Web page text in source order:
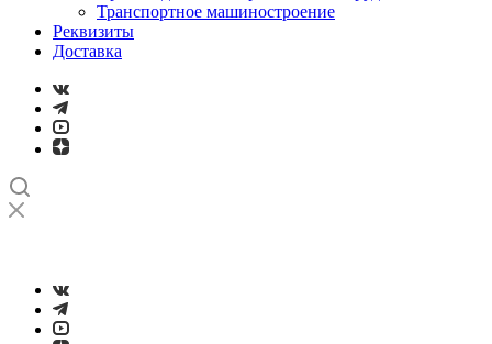
Транспортное машиностроение
Реквизиты
Доставка